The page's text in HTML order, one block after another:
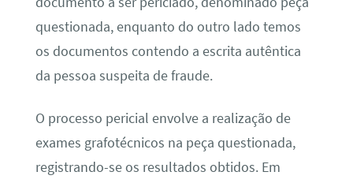
questionada, enquanto do outro lado temos
os documentos contendo a escrita autêntica
da pessoa suspeita de fraude.
O processo pericial envolve a realização de
exames grafotécnicos na peça questionada,
registrando-se os resultados obtidos. Em